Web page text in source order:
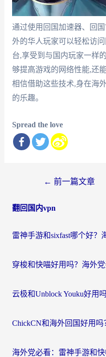
通过使用回国加速器、回
外的华人玩家可以轻松访
台,享受到与国内玩家一样
够提高游戏的网络性能,还
相信借助这些技术,身在海
的乐趣。
Spread the love
导
← 前一篇文章
翻回国内vpn